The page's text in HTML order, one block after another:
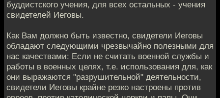
буддистского учения, для всех остальных - учения
свидетелей Иеговы.
Как Вам должно быть известно, свидетели Иеговы
обладают следующими чрезвычайно полезными для
нас качествами: Если не считать военной службы и
работы в военных целях, т.е. использования для, как
они выражаются "разрушительной" деятельности,
свидетели Иеговы крайне резко настроены против